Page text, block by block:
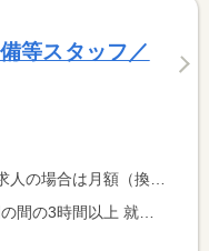
等スタッフ／
求人の場合は時間額を表示しています。